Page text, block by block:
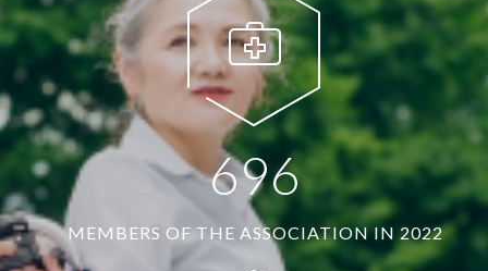
696
MEMBERS OF THE ASSOCIATION IN 2022